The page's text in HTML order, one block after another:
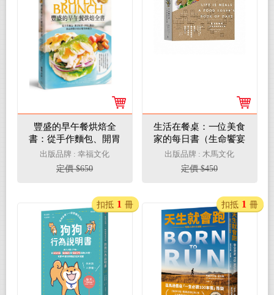
豐盛的早午餐烘焙全
書：從手作麵包、開胃
配菜、沙拉、飲品、湯
品到醬汁的百變美味組
合(二版)
出版品牌 : 幸福文化
定價 $650
生活在餐桌：一位美食
家的每日書（生命饗宴
盒裝版）
出版品牌 : 木馬文化
定價 $450
扣抵 1 冊 扣抵 1 冊